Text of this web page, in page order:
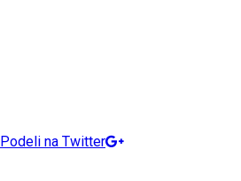
Podeli na Twitter